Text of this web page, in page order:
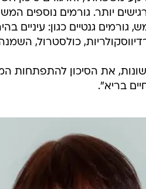
יותר. גורמים נוספים
גורמים גנטיים כגון: עיניים
כולסטרול,
את הסיכון להתפתחות
בריא".